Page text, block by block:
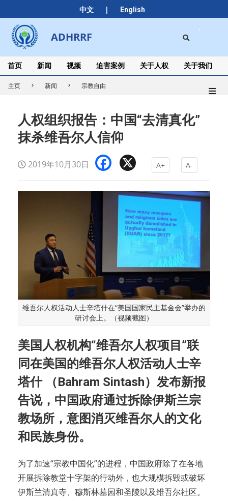
中文 | English
to
content
ADHRRF
Secondary
Navigation
Menu
首页 新闻 视频 迫害案例 关于人权 关于我们
主页 新闻 宗教自由
人权组织报告：中国“去清真化”
抹杀维吾尔人信仰
2019年10月30日 Facebook A+ A-
维吾尔人权活动人士辛塔什在“美国国家民主基金会”举办的
研讨会上。（视频截图）
美国人权机构“维吾尔人权项目”联
同在美国的维吾尔人权活动人士辛
塔什 （Bahram Sintash）发布新报
告说，中国政府通过拆除伊斯兰宗
教场所，意图消灭维吾尔人的文化
和民族身份。
为了加速“宗教中国化”的进程，中国政府除了在各地
开展拆除教堂十字架的行动外，也大规模拆毁或破坏
伊斯兰清真寺、穆斯林墓园和圣陵以及维吾尔社区。